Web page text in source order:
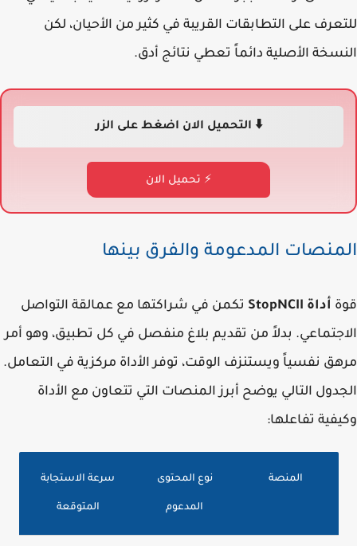
على التطابقات القريبة في كثير من الأحيان، لكن
الأصلية دائماً تعطي نتائج أدق.
⬇️ التحميل الان اضغط على الزر
⚡ تحميل الان
المدعومة والفرق بينها
أداة StopNCII
تكمن في شراكتها مع عمالقة التواصل
بدلاً من تقديم بلاغ منفصل في كل تطبيق، وهو أمر
نفسياً ويستنزف الوقت، توفر الأداة مركزية في التعامل.
التالي يوضح أبرز المنصات التي تتعاون مع الأداة
تفاعلها:
المنصة نوع المحتوى
المدعوم
سرعة الاستجابة
المتوقعة